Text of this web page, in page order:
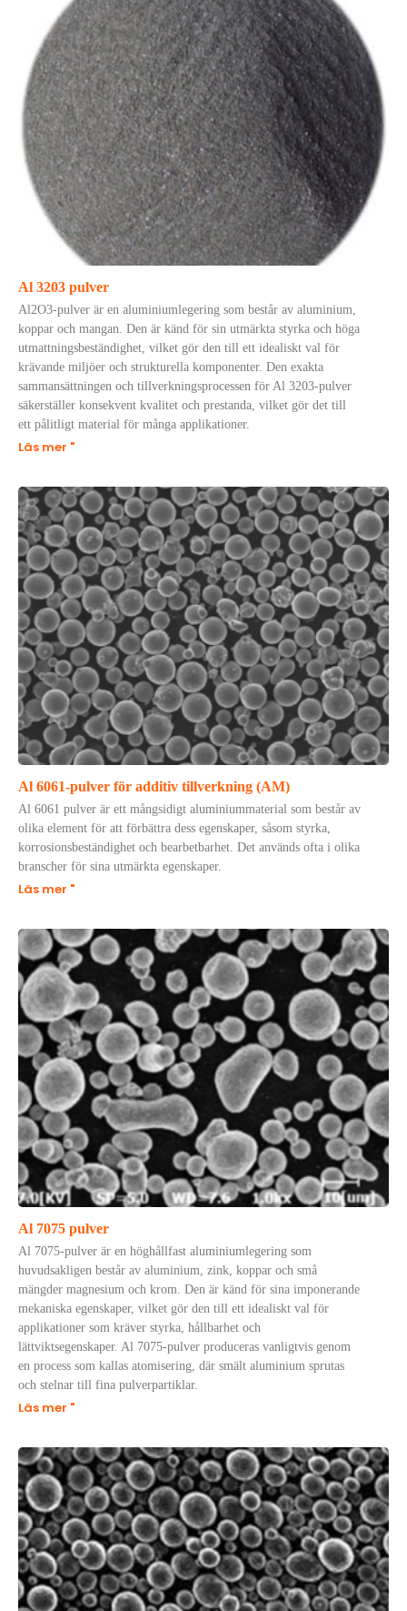
Al 3203 pulver
Al2O3-pulver är en aluminiumlegering som består av aluminium,
koppar och mangan. Den är känd för sin utmärkta styrka och höga
utmattningsbeständighet, vilket gör den till ett idealiskt val för
krävande miljöer och strukturella komponenter. Den exakta
sammansättningen och tillverkningsprocessen för Al 3203-pulver
säkerställer konsekvent kvalitet och prestanda, vilket gör det till
ett pålitligt material för många applikationer.
Läs mer "
Al 6061-pulver för additiv tillverkning (AM)
Al 6061 pulver är ett mångsidigt aluminiummaterial som består av
olika element för att förbättra dess egenskaper, såsom styrka,
korrosionsbeständighet och bearbetbarhet. Det används ofta i olika
branscher för sina utmärkta egenskaper.
Läs mer "
Al 7075 pulver
Al 7075-pulver är en höghållfast aluminiumlegering som
huvudsakligen består av aluminium, zink, koppar och små
mängder magnesium och krom. Den är känd för sina imponerande
mekaniska egenskaper, vilket gör den till ett idealiskt val för
applikationer som kräver styrka, hållbarhet och
lättviktsegenskaper. Al 7075-pulver produceras vanligtvis genom
en process som kallas atomisering, där smält aluminium sprutas
och stelnar till fina pulverpartiklar.
Läs mer "